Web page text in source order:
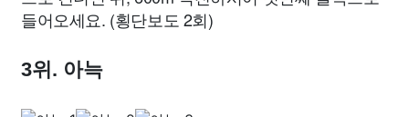
들어오세요. (횡단보도 2회)
3위. 아늑